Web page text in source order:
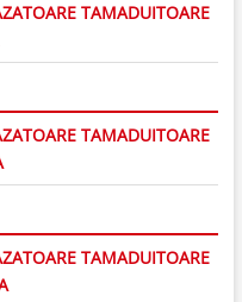
TAMADUITOARE
TAMADUITOARE
TAMADUITOARE